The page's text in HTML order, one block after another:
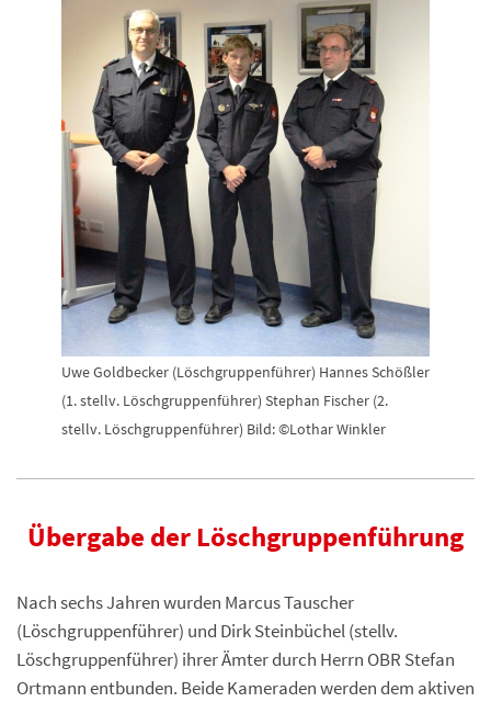
Uwe Goldbecker (Löschgruppenführer) Hannes Schößler
(1. stellv. Löschgruppenführer) Stephan Fischer (2.
stellv. Löschgruppenführer) Bild: ©Lothar Winkler
Übergabe der Löschgruppenführung
Nach sechs Jahren wurden Marcus Tauscher
(Löschgruppenführer) und Dirk Steinbüchel (stellv.
Löschgruppenführer) ihrer Ämter durch Herrn OBR Stefan
Ortmann entbunden. Beide Kameraden werden dem aktiven